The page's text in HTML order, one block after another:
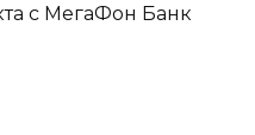
с МегаФон Банк